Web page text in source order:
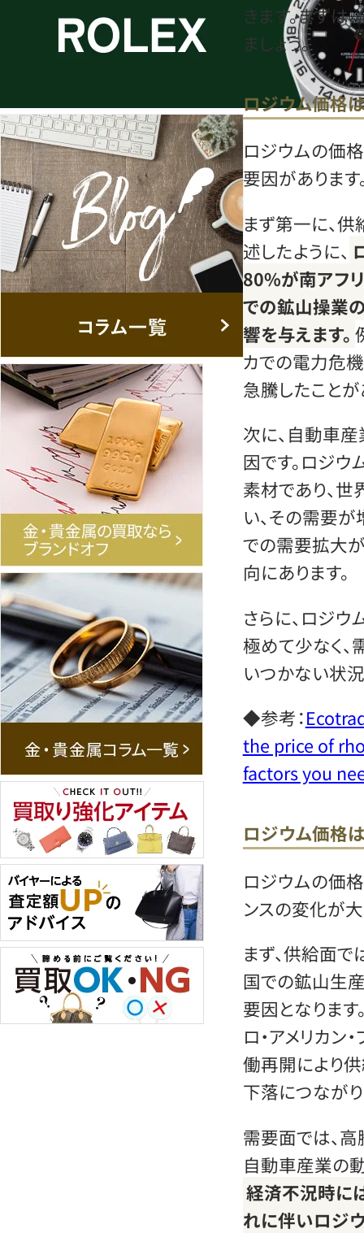
きます。まず
ましょう。
ロジウム価格
ロジウムの価
要因があります
まず第一に、
述したように、
80%が南アフ
での鉱山操業
響を与えます。
カでの電力危
急騰したことが
次に、自動車
因です。ロジ
素材であり、
い、その需要
での需要拡大
向にあります。
さらに、ロジ
極めて少なく
いつかない状
◆参考：
the price of
factors you
ロジウム価格
ロジウムの価
ンスの変化が大
まず、供給面
国での鉱山生
要因となります
ロ・アメリカン
働再開により
下落につながり
需要面では、
自動車産業の
経済不況時に
れに伴いロジ